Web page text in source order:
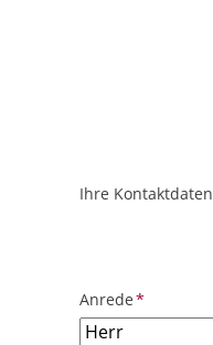
ObjektPlatzhalter
URL
Ihre Kontaktdaten
Pflichtfeld
Anrede*